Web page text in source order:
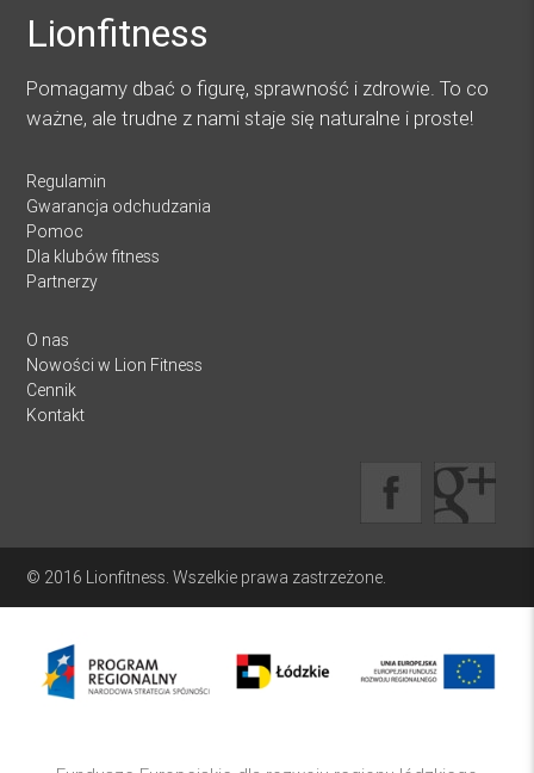
Lionfitness
Pomagamy dbać o figurę, sprawność i zdrowie. To co
ważne, ale trudne z nami staje się naturalne i proste!
Regulamin
Gwarancja odchudzania
Pomoc
Dla klubów fitness
Partnerzy
O nas
Nowości w Lion Fitness
Cennik
Kontakt
© 2016 Lionfitness. Wszelkie prawa zastrzeżone.